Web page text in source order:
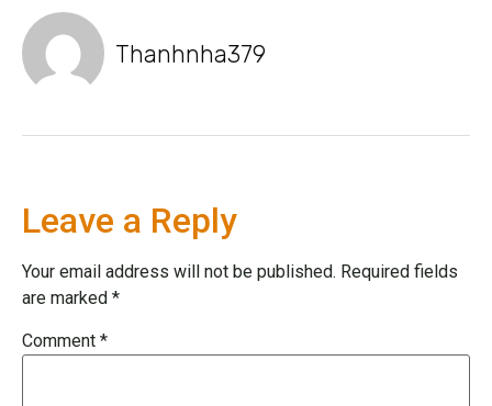
Thanhnha379
Leave a Reply
Your email address will not be published. Required fields
are marked *
Comment *